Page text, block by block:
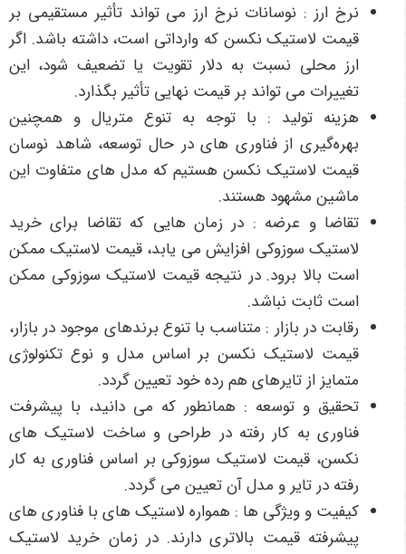
نرخ ارز : نوسانات نرخ ارز می تواند تأثیر مستقیمی بر
قیمت لاستیک نکسن که وارداتی است، داشته باشد. اگر
ارز محلی نسبت به دلار تقویت یا تضعیف شود، این
تغییرات می تواند بر قیمت نهایی تأثیر بگذارد.
هزینه تولید : با توجه به تنوع متریال و همچنین
بهره‌گیری از فناوری های در حال توسعه، شاهد نوسان
قیمت لاستیک نکسن هستیم که مدل های متفاوت این
ماشین مشهود هستند.
تقاضا و عرضه : در زمان ‌هایی که تقاضا برای خرید
لاستیک سوزوکی افزایش می ‌یابد، قیمت لاستیک ممکن
است بالا برود. در نتیجه قیمت لاستیک سوزوکی ممکن
است ثابت نباشد.
رقابت در بازار : متناسب با تنوع برندهای موجود در بازار،
قیمت لاستیک نکسن بر اساس مدل و نوع تکنولوژی
متمایز از تایرهای هم رده خود تعیین گردد.
تحقیق و توسعه : همانطور که می دانید، با پیشرفت
فناوری به کار رفته در طراحی و ساخت لاستیک های
نکسن، قیمت لاستیک سوزوکی بر اساس فناوری به کار
رفته در تایر و مدل آن تعیین می گردد.
کیفیت و ویژگی ها : همواره لاستیک های با فناوری های
پیشرفته قیمت بالاتری دارند.در زمان خرید لاستیک